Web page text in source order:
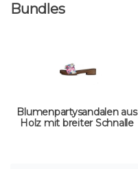
Bundles
Blumenpartysandalen aus
Holz mit breiter Schnalle